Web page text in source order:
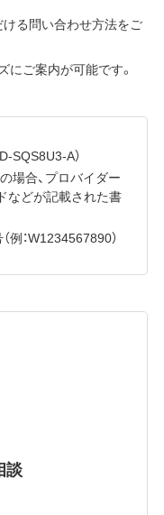
る問い合わせ方法をご
にご案内が可能です。
SQS8U3-A）
場合、プロバイダー
などが記載された書
：W1234567890）
談